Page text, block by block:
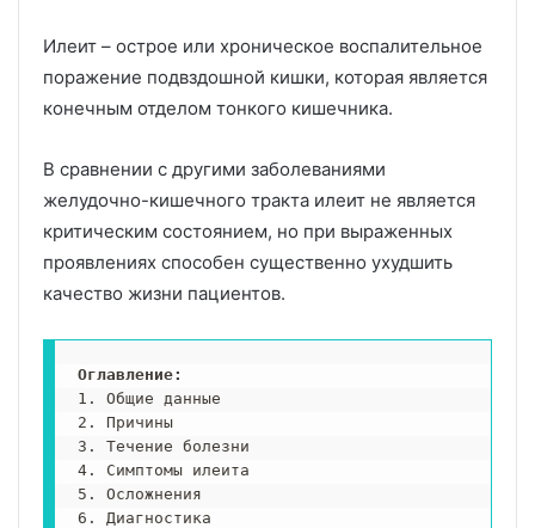
Илеит – острое или хроническое воспалительное
поражение подвздошной кишки, которая является
конечным отделом тонкого кишечника.
В сравнении с другими заболеваниями
желудочно-кишечного тракта илеит не является
критическим состоянием, но при выраженных
проявлениях способен существенно ухудшить
качество жизни пациентов.
Оглавление:
1. Общие данные
2. Причины
3. Течение болезни
4. Симптомы илеита
5. Осложнения
6. Диагностика